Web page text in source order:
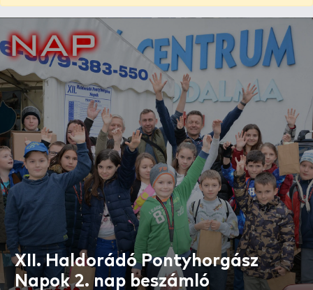
XII. Haldorádó Pontyhorgász
Napok 2. nap beszámló